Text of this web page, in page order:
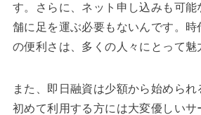
す。さらに、ネット申し込みも可
舗に足を運ぶ必要もないんです。時
の便利さは、多くの人々にとって魅
また、即日融資は少額から始めら
初めて利用する方には大変優しいサ